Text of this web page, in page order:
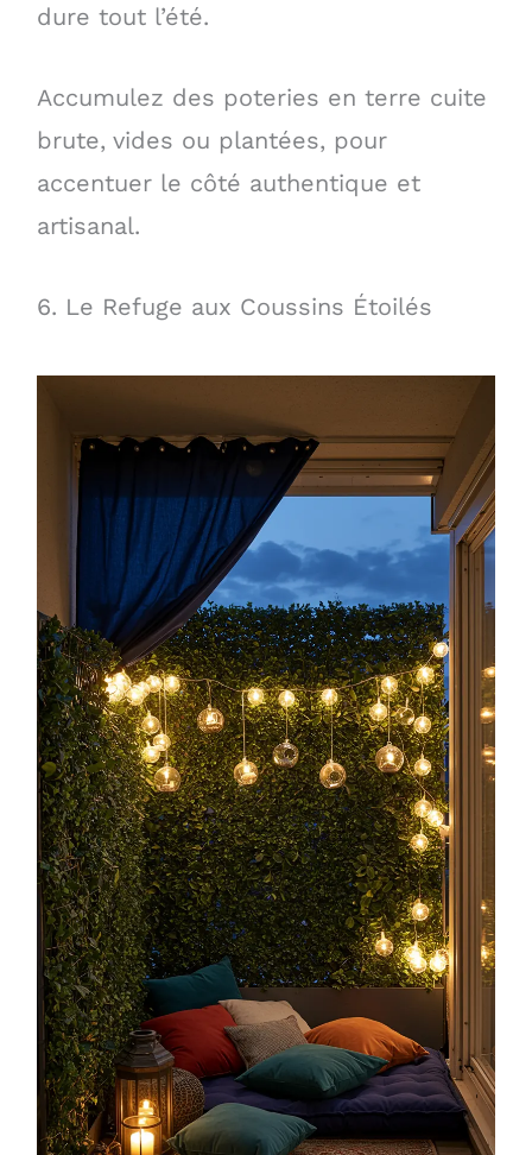
dure tout l’été.
Accumulez des poteries en terre cuite
brute, vides ou plantées, pour
accentuer le côté authentique et
artisanal.
6. Le Refuge aux Coussins Étoilés